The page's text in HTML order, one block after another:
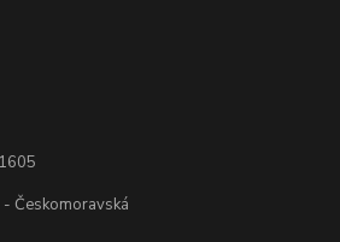
Českomoravská